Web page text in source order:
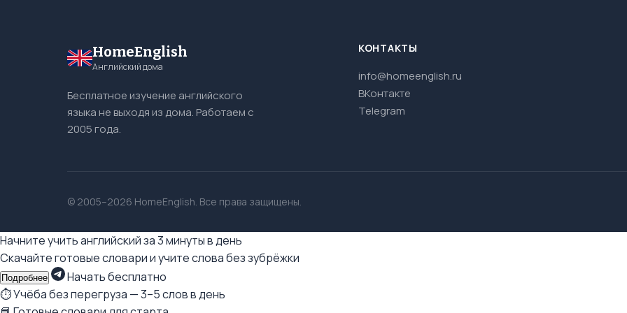
HomeEnglish
Английский дома
Бесплатное изучение английского
языка не выходя из дома. Работаем с
2005 года.
КОНТАКТЫ
info@homeenglish.ru
ВКонтакте
Telegram
© 2005–2026 HomeEnglish. Все права защищены.
Начните учить английский за 3 минуты в день
Скачайте готовые словари и учите слова без зубрёжки
Подробнее
Начать бесплатно
⏱ Учёба без перегруза — 3–5 слов в день